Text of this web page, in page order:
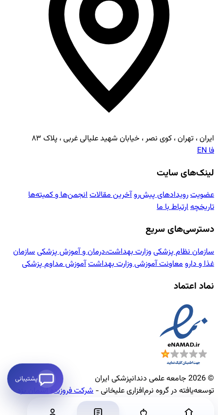
ایران ، تهران ، کوی نصر ، خیابان شهید علیالی غربی ، پلاک ۸۳
فاEN
لینک‌های سایت
عضویترویدادهای پیش‌روآخرین مقالاتانجمن‌ها و کمیته‌ها
تاریخچهارتباط با ما
دسترسی‌های سریع
سازمان نظام پزشکیوزارت بهداشت،درمان و آموزش پزشکیسازمان
غذا و دارومعاونت آموزشی وزارت بهداشتآموزش مداوم پزشکی
نماد اعتماد
© 2026 جامعه علمی دندانپزشکی ایران
توسعه‌یافته در گروه نرم‌افزاری علیخانی - شرکت فروزنده آسمان یزد
پشتیبانی